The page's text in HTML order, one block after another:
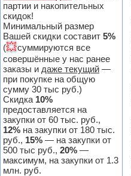
партии и накопительных
скидок!
Минимальный размер
Вашей скидки составит 5%
(💥суммируются все
совершённые у нас ранее
заказы и даже текущий —
при покупке на общую
сумму 30 тыс руб.)
Скидка 10%
предоставляется на
закупки от 60 тыс. руб.,
12% на закупки от 180 тыс.
руб., 15% — на закупки от
500 тыс руб., 20% —
максимум, на закупки от 1.3
млн. руб.